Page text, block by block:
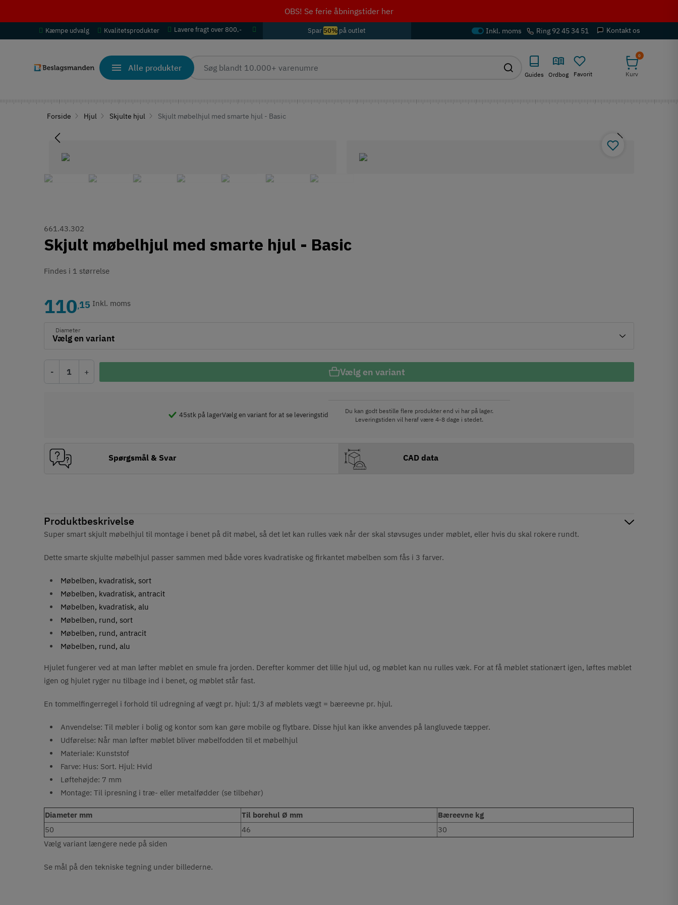
OBS! Se ferie åbningstider her
Kæmpe udvalg Kvalitetsprodukter Lavere fragt over 800,- Spar 50% på outlet Ring 92 45 34 51 Kontakt os
Alle produkter
Guides Ordbog Favorit
0
Kurv
Forside Hjul Skjulte hjul Skjult møbelhjul med smarte hjul - Basic
Produktbeskrivelse
Super smart skjult møbelhjul til montage i benet på dit møbel, så det let kan rulles væk når der skal støvsuges under møblet, eller hvis du skal rokere rundt.
Dette smarte skjulte møbelhjul passer sammen med både vores kvadratiske og firkantet møbelben som fås i 3 farver.
Møbelben, kvadratisk, sort
Møbelben, kvadratisk, antracit
Møbelben, kvadratisk, alu
Møbelben, rund, sort
Møbelben, rund, antracit
Møbelben, rund, alu
Hjulet fungerer ved at man løfter møblet en smule fra jorden. Derefter kommer det lille hjul ud, og møblet kan nu rulles væk. For at få møblet stationært igen, løftes møblet
igen og hjulet ryger nu tilbage ind i benet, og møblet står fast.
En tommelfingerregel i forhold til udregning af vægt pr. hjul: 1/3 af møblets vægt = bæreevne pr. hjul.
Anvendelse: Til møbler i bolig og kontor som kan gøre mobile og flytbare. Disse hjul kan ikke anvendes på langluvede tæpper.
Udførelse: Når man løfter møblet bliver møbelfodden til et møbelhjul
Materiale: Kunststof
Farve: Hus: Sort. Hjul: Hvid
Løftehøjde: 7 mm
Montage: Til ipresning i træ- eller metalfødder (se tilbehør)
Diameter mm Til borehul Ø mm
Bæreevne kg
50
46
30
Vælg variant længere nede på siden
Se mål på den tekniske tegning under billederne.
661.43.302
Skjult møbelhjul med smarte hjul - Basic
Findes i 1 størrelse
110,15 Inkl. moms
Diameter
- + Vælg en variant
45stk på lagerVælg en variant for at se leveringstid
Du kan godt bestille flere produkter end vi har på lager.
Leveringstiden vil heraf være 4-8 dage i stedet.
Spørgsmål & Svar CAD data